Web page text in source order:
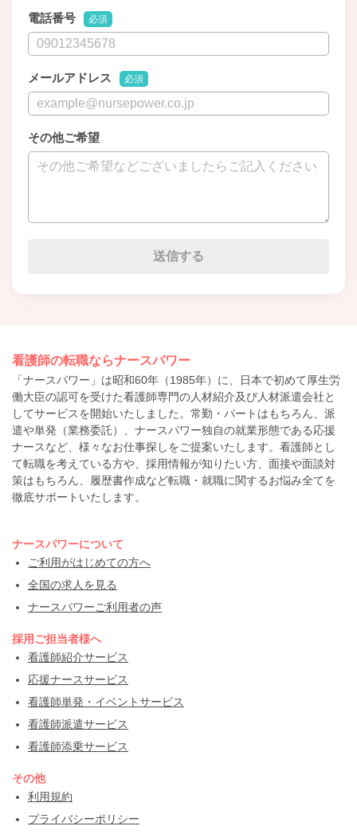
電話番号 必須
メールアドレス 必須
その他ご希望
看護師の転職ならナースパワー
「ナースパワー」は昭和60年（1985年）に、日本で初めて厚生労
働大臣の認可を受けた看護師専門の人材紹介及び人材派遣会社と
してサービスを開始いたしました。常勤・パートはもちろん、派
遣や単発（業務委託）、ナースパワー独自の就業形態である応援
ナースなど、様々なお仕事探しをご提案いたします。看護師とし
て転職を考えている方や、採用情報が知りたい方、面接や面談対
策はもちろん、履歴書作成など転職・就職に関するお悩み全てを
徹底サポートいたします。
ナースパワーについて
ご利用がはじめての方へ
全国の求人を見る
ナースパワーご利用者の声
採用ご担当者様へ
看護師紹介サービス
応援ナースサービス
看護師単発・イベントサービス
看護師派遣サービス
看護師添乗サービス
その他
利用規約
プライバシーポリシー